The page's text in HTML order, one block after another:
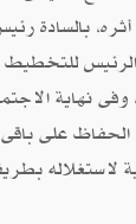
بالسادة
للتخطيط
نهاية
على
لاستغلاله